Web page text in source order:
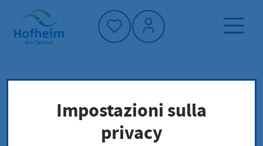
Home"
Pagina iniziale
Notizie e offerte
Aktuelles aus Hofheim
Tag der Kinderbetreuung
Impostazioni sulla
privacy